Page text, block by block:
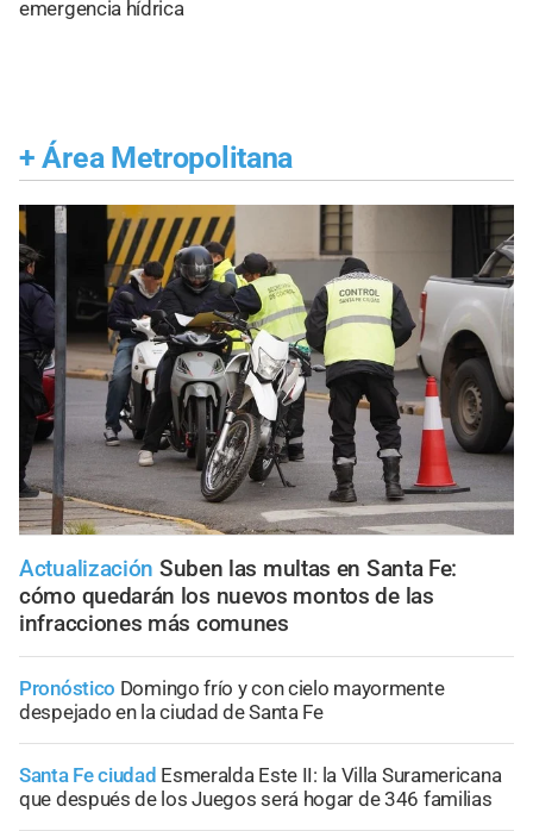
emergencia hídrica
+ Área Metropolitana
Actualización Suben las multas en Santa Fe:
cómo quedarán los nuevos montos de las
infracciones más comunes
Pronóstico Domingo frío y con cielo mayormente
despejado en la ciudad de Santa Fe
Santa Fe ciudad Esmeralda Este II: la Villa Suramericana
que después de los Juegos será hogar de 346 familias